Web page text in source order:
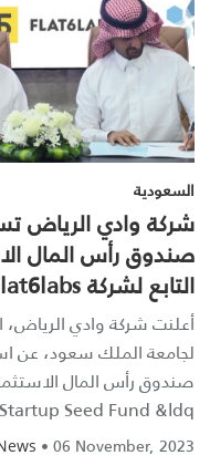
السعودية
شركة وادي الرياض
صندوق رأس المال
التابع لشركة Flat6labs
أعلنت شركة وادي الرياض،
لجامعة الملك سعود، عن
Startup Seed Fund &ldq...
•06 November, 2023